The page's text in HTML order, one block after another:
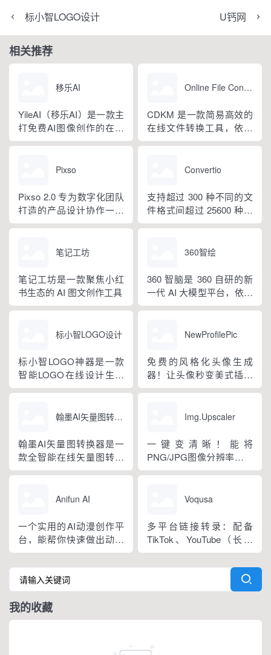
标小智LOGO设计 U钙网
相关推荐
移乐AI
YileAI（移乐AI）是一款主
打免费AI图像创作的在线
平台，核心提供无限次文
图像处理、趣味娱乐工
海报模板，覆盖日常绘
图、艺术创作、商业海报
设计等场景，操作简易，
使用。 移...
Online File Converter（CDKM）
CDKM 是一款简易高效的
在线文件转换工具，依托
开源技术搭建，支持海量
线转换模式
Pixso
Pixso 2.0 专为数字化团队
打造的产品设计协作一体
化工具
Convertio
支持超过 300 种不同的文
件格式间超过 25600 种不
同的转换方式。数量全面
笔记工坊
笔记工坊是一款聚焦小红
书生态的 AI 图文创作工具
360智绘
360 智脑是 360 自研的新
一代 AI 大模型平台，依托
前沿自然语言处理、机器
标小智LOGO设计
标小智LOGO神器是一款
智能LOGO在线设计生成
器，是国内领先的品牌
万用户都在用的ai智能logo
入公司/品牌名称、选择相
关行业、选择适合的色系
和字体风格)，标小智
NewProfilePic
免费的风格化头像生成
器！让头像秒变美式插画
风
翰墨AI矢量图转换器
翰墨AI矢量图转换器是一
款全智能在线矢量图转换
工具
Img.Upscaler
一键变清晰！能将
PNG/JPG图像分辨率升级
2倍或4倍
Anifun AI
一个实用的AI动漫创作平
台，能帮你快速做出动漫
图、漫画和视频。它提供
了动漫艺术生成器、视频
生成器、在线漫画制作器
等工具。
Voqusa
多平台链接转录：配备
TikTok、YouTube（长视
频和 Shorts）、
Instagram（Reels 和
IGTV）、Facebook、X、
LinkedIn、Pinterest 这七
接就能处理。
我的收藏